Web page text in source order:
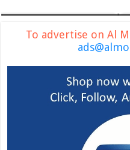
To advertise on Al